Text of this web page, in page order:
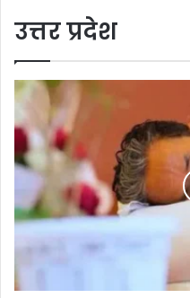
उत्तर प्रदेश